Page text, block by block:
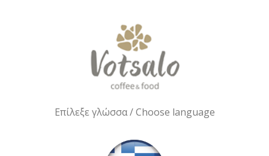
Επίλεξε γλώσσα / Choose language